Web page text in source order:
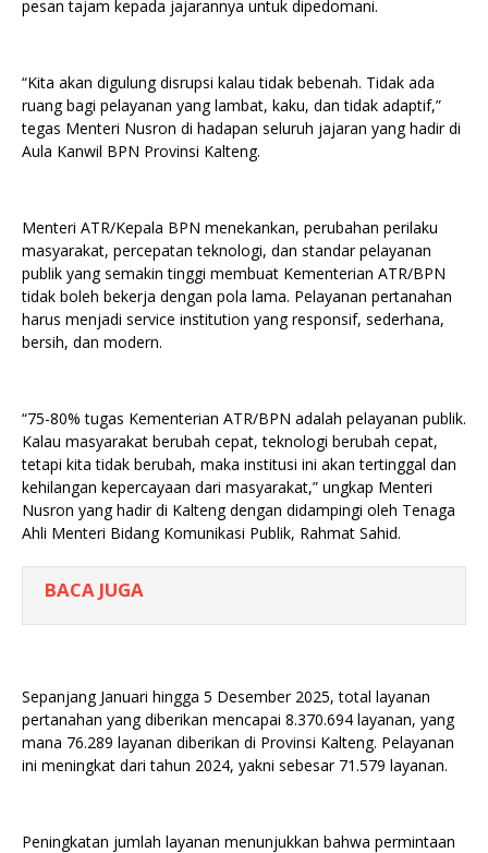
pesan tajam kepada jajarannya untuk dipedomani.
“Kita akan digulung disrupsi kalau tidak bebenah. Tidak ada
ruang bagi pelayanan yang lambat, kaku, dan tidak adaptif,”
tegas Menteri Nusron di hadapan seluruh jajaran yang hadir di
Aula Kanwil BPN Provinsi Kalteng.
Menteri ATR/Kepala BPN menekankan, perubahan perilaku
masyarakat, percepatan teknologi, dan standar pelayanan
publik yang semakin tinggi membuat Kementerian ATR/BPN
tidak boleh bekerja dengan pola lama. Pelayanan pertanahan
harus menjadi service institution yang responsif, sederhana,
bersih, dan modern.
“75-80% tugas Kementerian ATR/BPN adalah pelayanan publik.
Kalau masyarakat berubah cepat, teknologi berubah cepat,
tetapi kita tidak berubah, maka institusi ini akan tertinggal dan
kehilangan kepercayaan dari masyarakat,” ungkap Menteri
Nusron yang hadir di Kalteng dengan didampingi oleh Tenaga
Ahli Menteri Bidang Komunikasi Publik, Rahmat Sahid.
BACA JUGA
Sepanjang Januari hingga 5 Desember 2025, total layanan
pertanahan yang diberikan mencapai 8.370.694 layanan, yang
mana 76.289 layanan diberikan di Provinsi Kalteng. Pelayanan
ini meningkat dari tahun 2024, yakni sebesar 71.579 layanan.
Peningkatan jumlah layanan menunjukkan bahwa permintaan